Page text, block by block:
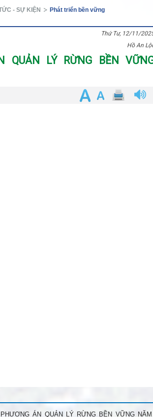
- SỰ KIỆN Phát triển bền vững
Thứ Tư, 12/11/
Hồ An
QUẢN LÝ RỪNG BỀN
ÁN QUẢN LÝ RỪNG BỀN VỮNG NĂM